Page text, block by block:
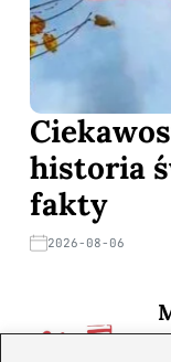
historia
fakty
2026-08-06